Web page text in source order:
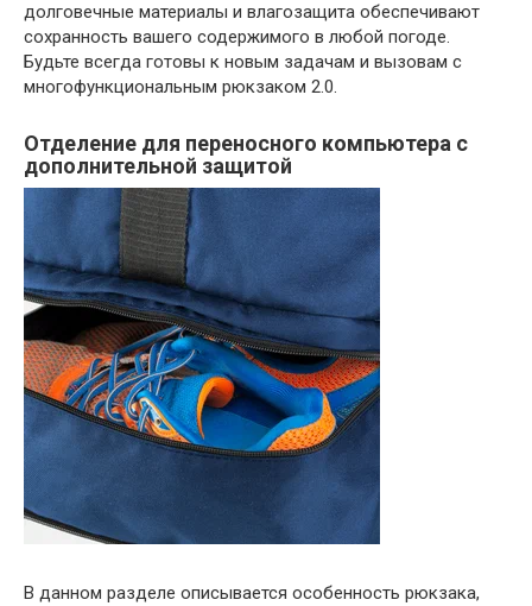
долговечные материалы и влагозащита обеспечивают
сохранность вашего содержимого в любой погоде.
Будьте всегда готовы к новым задачам и вызовам с
многофункциональным рюкзаком 2.0.
Отделение для переносного компьютера с
дополнительной защитой
В данном разделе описывается особенность рюкзака,